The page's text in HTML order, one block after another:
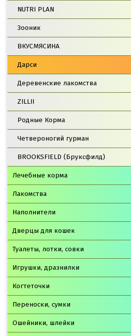
NUTRI PLAN
Зооник
ВКУСМЯСИНА
Дарси
Деревенские лакомства
ZILLII
Родные Корма
Четвероногий гурман
BROOKSFIELD (Бруксфилд)
Лечебные корма
Лакомства
Наполнители
Дверцы для кошек
Туалеты, лотки, совки
Игрушки, дразнилки
Когтеточки
Переноски, сумки
Ошейники, шлейки